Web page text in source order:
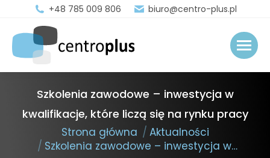
+48 785 009 806 biuro@centro-plus.pl
Szkolenia zawodowe – inwestycja w
kwalifikacje, które liczą się na rynku pracy
You are here:Strona główna
Aktualności
Szkolenia zawodowe – inwestycja w…